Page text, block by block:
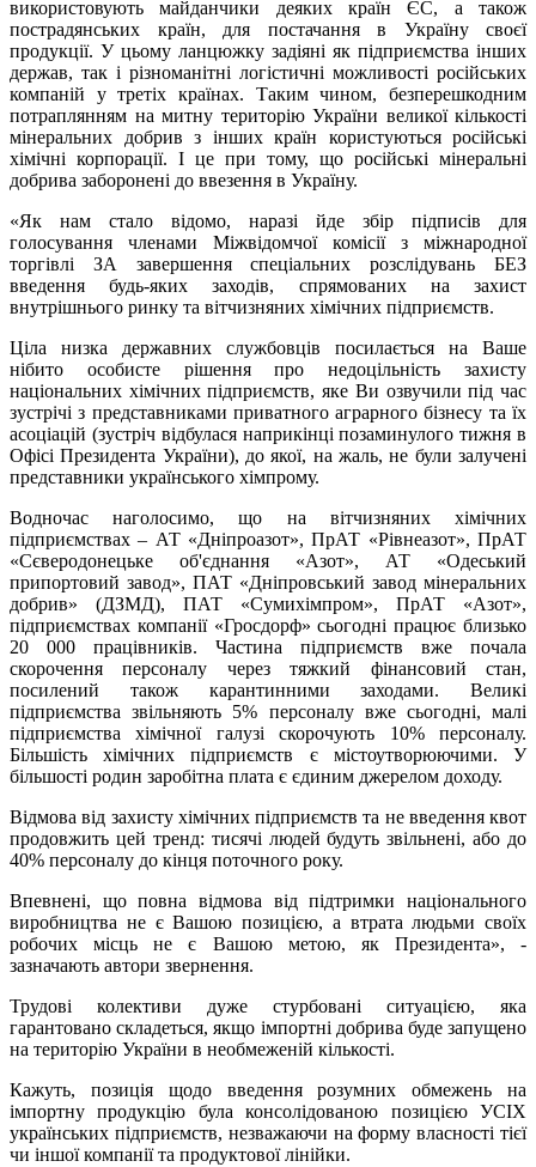
використовують майданчики деяких країн ЄС, а також
пострадянських країн, для постачання в Україну своєї
продукції. У цьому ланцюжку задіяні як підприємства інших
держав, так і різноманітні логістичні можливості російських
компаній у третіх країнах. Таким чином, безперешкодним
потраплянням на митну територію України великої кількості
мінеральних добрив з інших країн користуються російські
хімічні корпорації. І це при тому, що російські мінеральні
добрива заборонені до ввезення в Україну.
«Як нам стало відомо, наразі йде збір підписів для
голосування членами Міжвідомчої комісії з міжнародної
торгівлі ЗА завершення спеціальних розслідувань БЕЗ
введення будь-яких заходів, спрямованих на захист
внутрішнього ринку та вітчизняних хімічних підприємств.
Ціла низка державних службовців посилається на Ваше
нібито особисте рішення про недоцільність захисту
національних хімічних підприємств, яке Ви озвучили під час
зустрічі з представниками приватного аграрного бізнесу та їх
асоціацій (зустріч відбулася наприкінці позаминулого тижня в
Офісі Президента України), до якої, на жаль, не були залучені
представники українського хімпрому.
Водночас наголосимо, що на вітчизняних хімічних
підприємствах – АТ «Дніпроазот», ПрАТ «Рівнеазот», ПрАТ
«Сєверодонецьке об'єднання «Азот», АТ «Одеський
припортовий завод», ПАТ «Дніпровський завод мінеральних
добрив» (ДЗМД), ПАТ «Сумихімпром», ПрАТ «Азот»,
підприємствах компанії «Гросдорф» сьогодні працює близько
20 000 працівників. Частина підприємств вже почала
скорочення персоналу через тяжкий фінансовий стан,
посилений також карантинними заходами. Великі
підприємства звільняють 5% персоналу вже сьогодні, малі
підприємства хімічної галузі скорочують 10% персоналу.
Більшість хімічних підприємств є містоутворюючими. У
більшості родин заробітна плата є єдиним джерелом доходу.
Відмова від захисту хімічних підприємств та не введення квот
продовжить цей тренд: тисячі людей будуть звільнені, або до
40% персоналу до кінця поточного року.
Впевнені, що повна відмова від підтримки національного
виробництва не є Вашою позицією, а втрата людьми своїх
робочих місць не є Вашою метою, як Президента», -
зазначають автори звернення.
Трудові колективи дуже стурбовані ситуацією, яка
гарантовано складеться, якщо імпортні добрива буде запущено
на територію України в необмеженій кількості.
Кажуть, позиція щодо введення розумних обмежень на
імпортну продукцію була консолідованою позицією УСІХ
українських підприємств, незважаючи на форму власності тієї
чи іншої компанії та продуктової лінійки.